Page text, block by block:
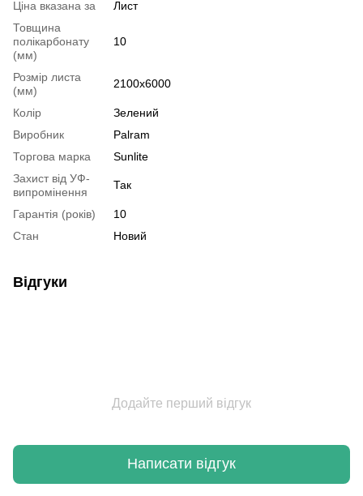
Ціна вказана за
Лист
Товщина
полікарбонату
(мм)
10
Розмір листа
(мм)
2100x6000
Колір
Зелений
Виробник
Palram
Торгова марка
Sunlite
Захист від УФ-
випромінення
Так
Гарантія (років)
10
Стан
Новий
Відгуки
Додайте перший відгук
Написати відгук